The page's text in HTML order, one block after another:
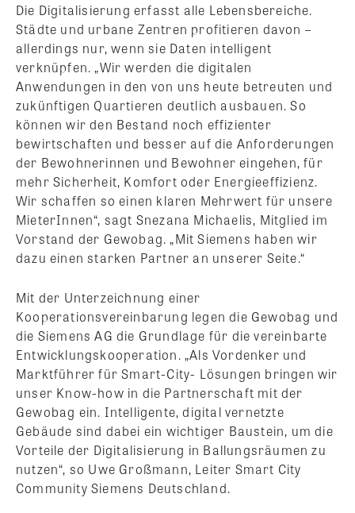
Die Digitalisierung erfasst alle Lebensbereiche.
Städte und urbane Zentren profitieren davon –
allerdings nur, wenn sie Daten intelligent
verknüpfen. „Wir werden die digitalen
Anwendungen in den von uns heute betreuten und
zukünftigen Quartieren deutlich ausbauen. So
können wir den Bestand noch effizienter
bewirtschaften und besser auf die Anforderungen
der Bewohnerinnen und Bewohner eingehen, für
mehr Sicherheit, Komfort oder Energieeffizienz.
Wir schaffen so einen klaren Mehrwert für unsere
MieterInnen“, sagt Snezana Michaelis, Mitglied im
Vorstand der Gewobag. „Mit Siemens haben wir
dazu einen starken Partner an unserer Seite.“
Mit der Unterzeichnung einer
Kooperationsvereinbarung legen die Gewobag und
die Siemens AG die Grundlage für die vereinbarte
Entwicklungskooperation. „Als Vordenker und
Marktführer für Smart-City- Lösungen bringen wir
unser Know-how in die Partnerschaft mit der
Gewobag ein. Intelligente, digital vernetzte
Gebäude sind dabei ein wichtiger Baustein, um die
Vorteile der Digitalisierung in Ballungsräumen zu
nutzen“, so Uwe Großmann, Leiter Smart City
Community Siemens Deutschland.